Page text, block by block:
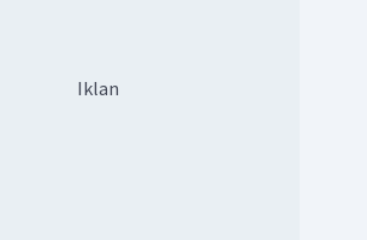
Iklan